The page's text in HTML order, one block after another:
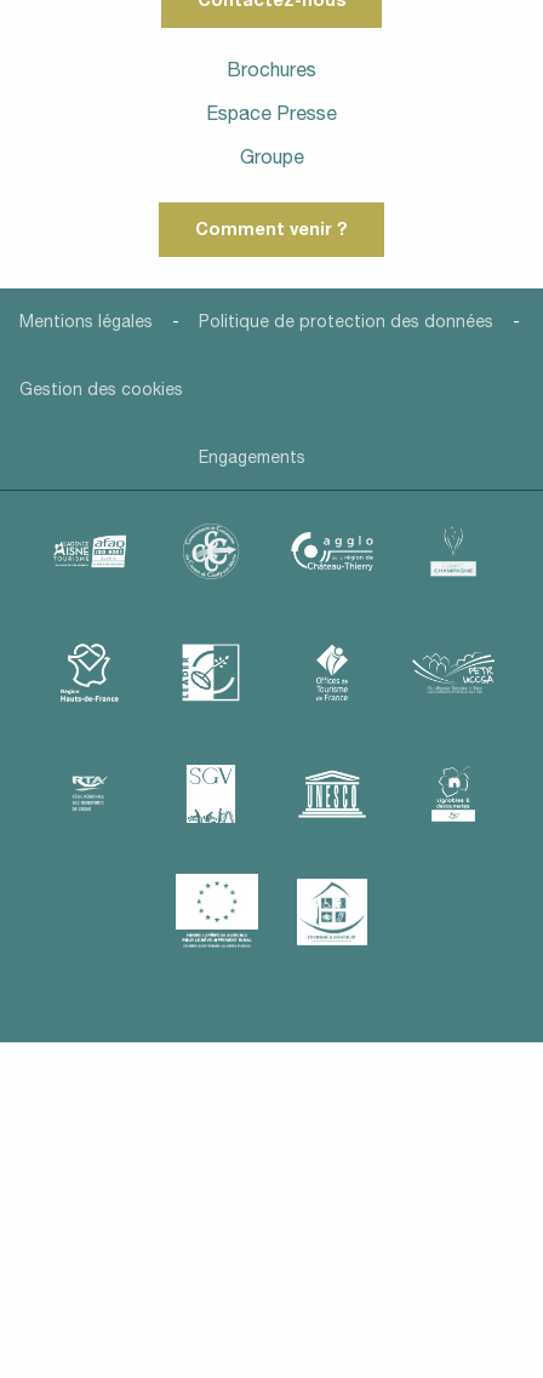
Brochures
Espace Presse
Groupe
Comment venir ?
Mentions légales - Politique de protection des données -
Gestion des cookies
Engagements